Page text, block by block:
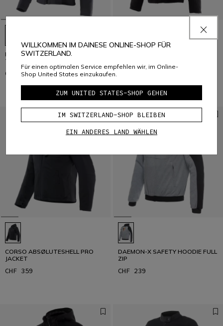
IGNITE 2 - MOTORRADJACKE
TEXTIL FÜR DAMEN
CHF 269
CORSO ABSØLUTESHELL PRO
JACKET
CHF 359
DAEMON-X SAFETY HOODIE FULL
ZIP
CHF 239
WILLKOMMEN IM DAINESE ONLINE-SHOP FÜR
SWITZERLAND.
Für einen optimalen Service empfehlen wir, im Online-
Shop United States einzukaufen.
ZUM UNITED STATES-SHOP GEHEN
IM SWITZERLAND-SHOP BLEIBEN
EIN ANDERES LAND WÄHLEN